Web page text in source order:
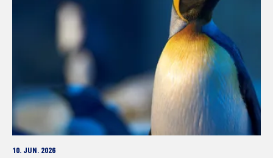
10. JUN. 2026